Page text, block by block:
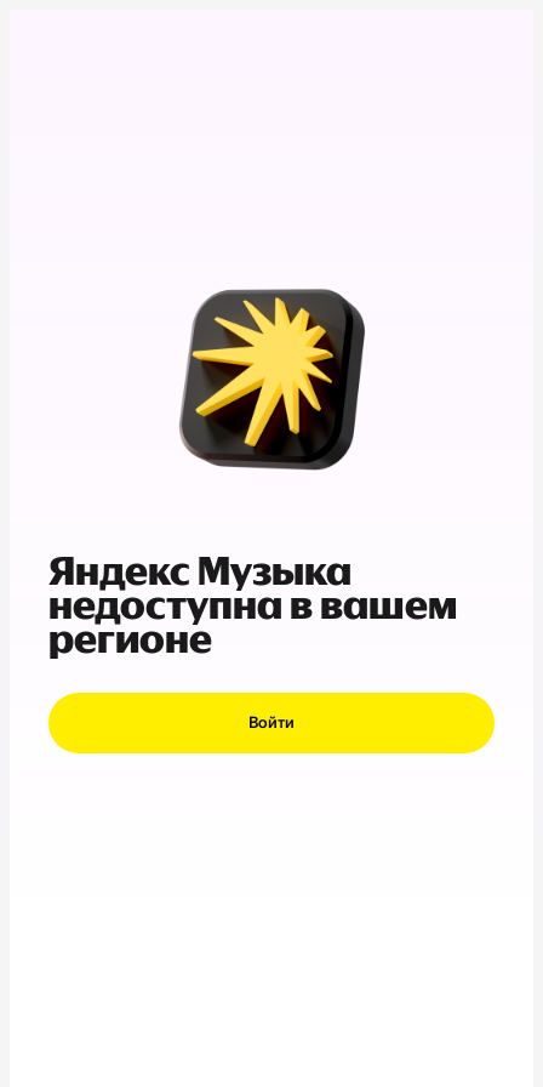
Яндекс Музыка
недоступна в вашем
регионе
Войти